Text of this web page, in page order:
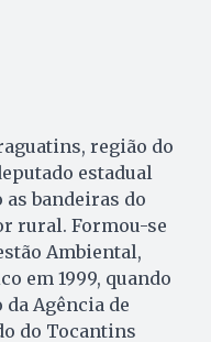
região do
estadual
as bandeiras do
rural. Formou-se
Ambiental,
em 1999, quando
Agência de
do Tocantins